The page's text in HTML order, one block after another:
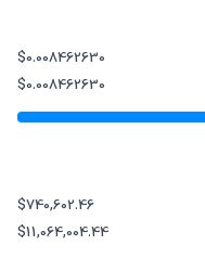
$0.008462630
$0.008462630
$740,602.46
$11,064,004.44